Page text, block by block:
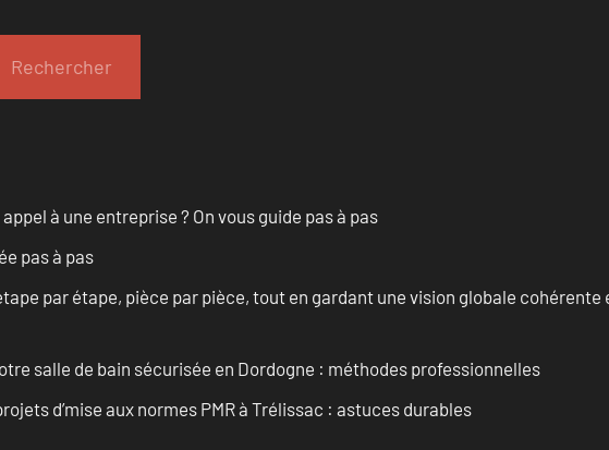
Rechercher
à une entreprise ? On vous guide pas à pas
pas à pas
par étape, pièce par pièce, tout en gardant une vision globale
salle de bain sécurisée en Dordogne : méthodes professionnelles
d’mise aux normes PMR à Trélissac : astuces durables